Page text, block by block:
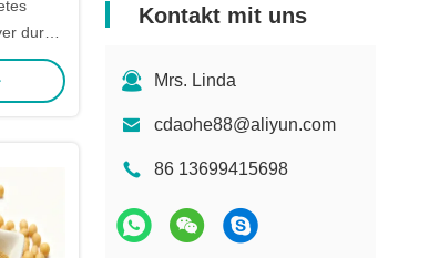
Kontakt mit uns
Mrs. Linda
cdaohe88@aliyun.com
86 13699415698
durch
70%